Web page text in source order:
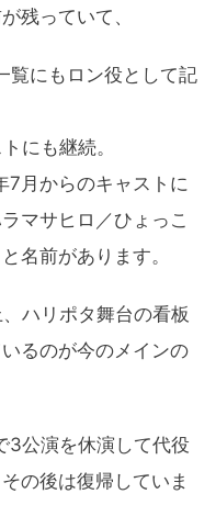
残っていて、
にもロン役として記
にも継続。
月からのキャストに
マサヒロ／ひょっこ
名前があります。
ハリポタ舞台の看板
るのが今のメインの
3公演を休演して代役
の後は復帰していま